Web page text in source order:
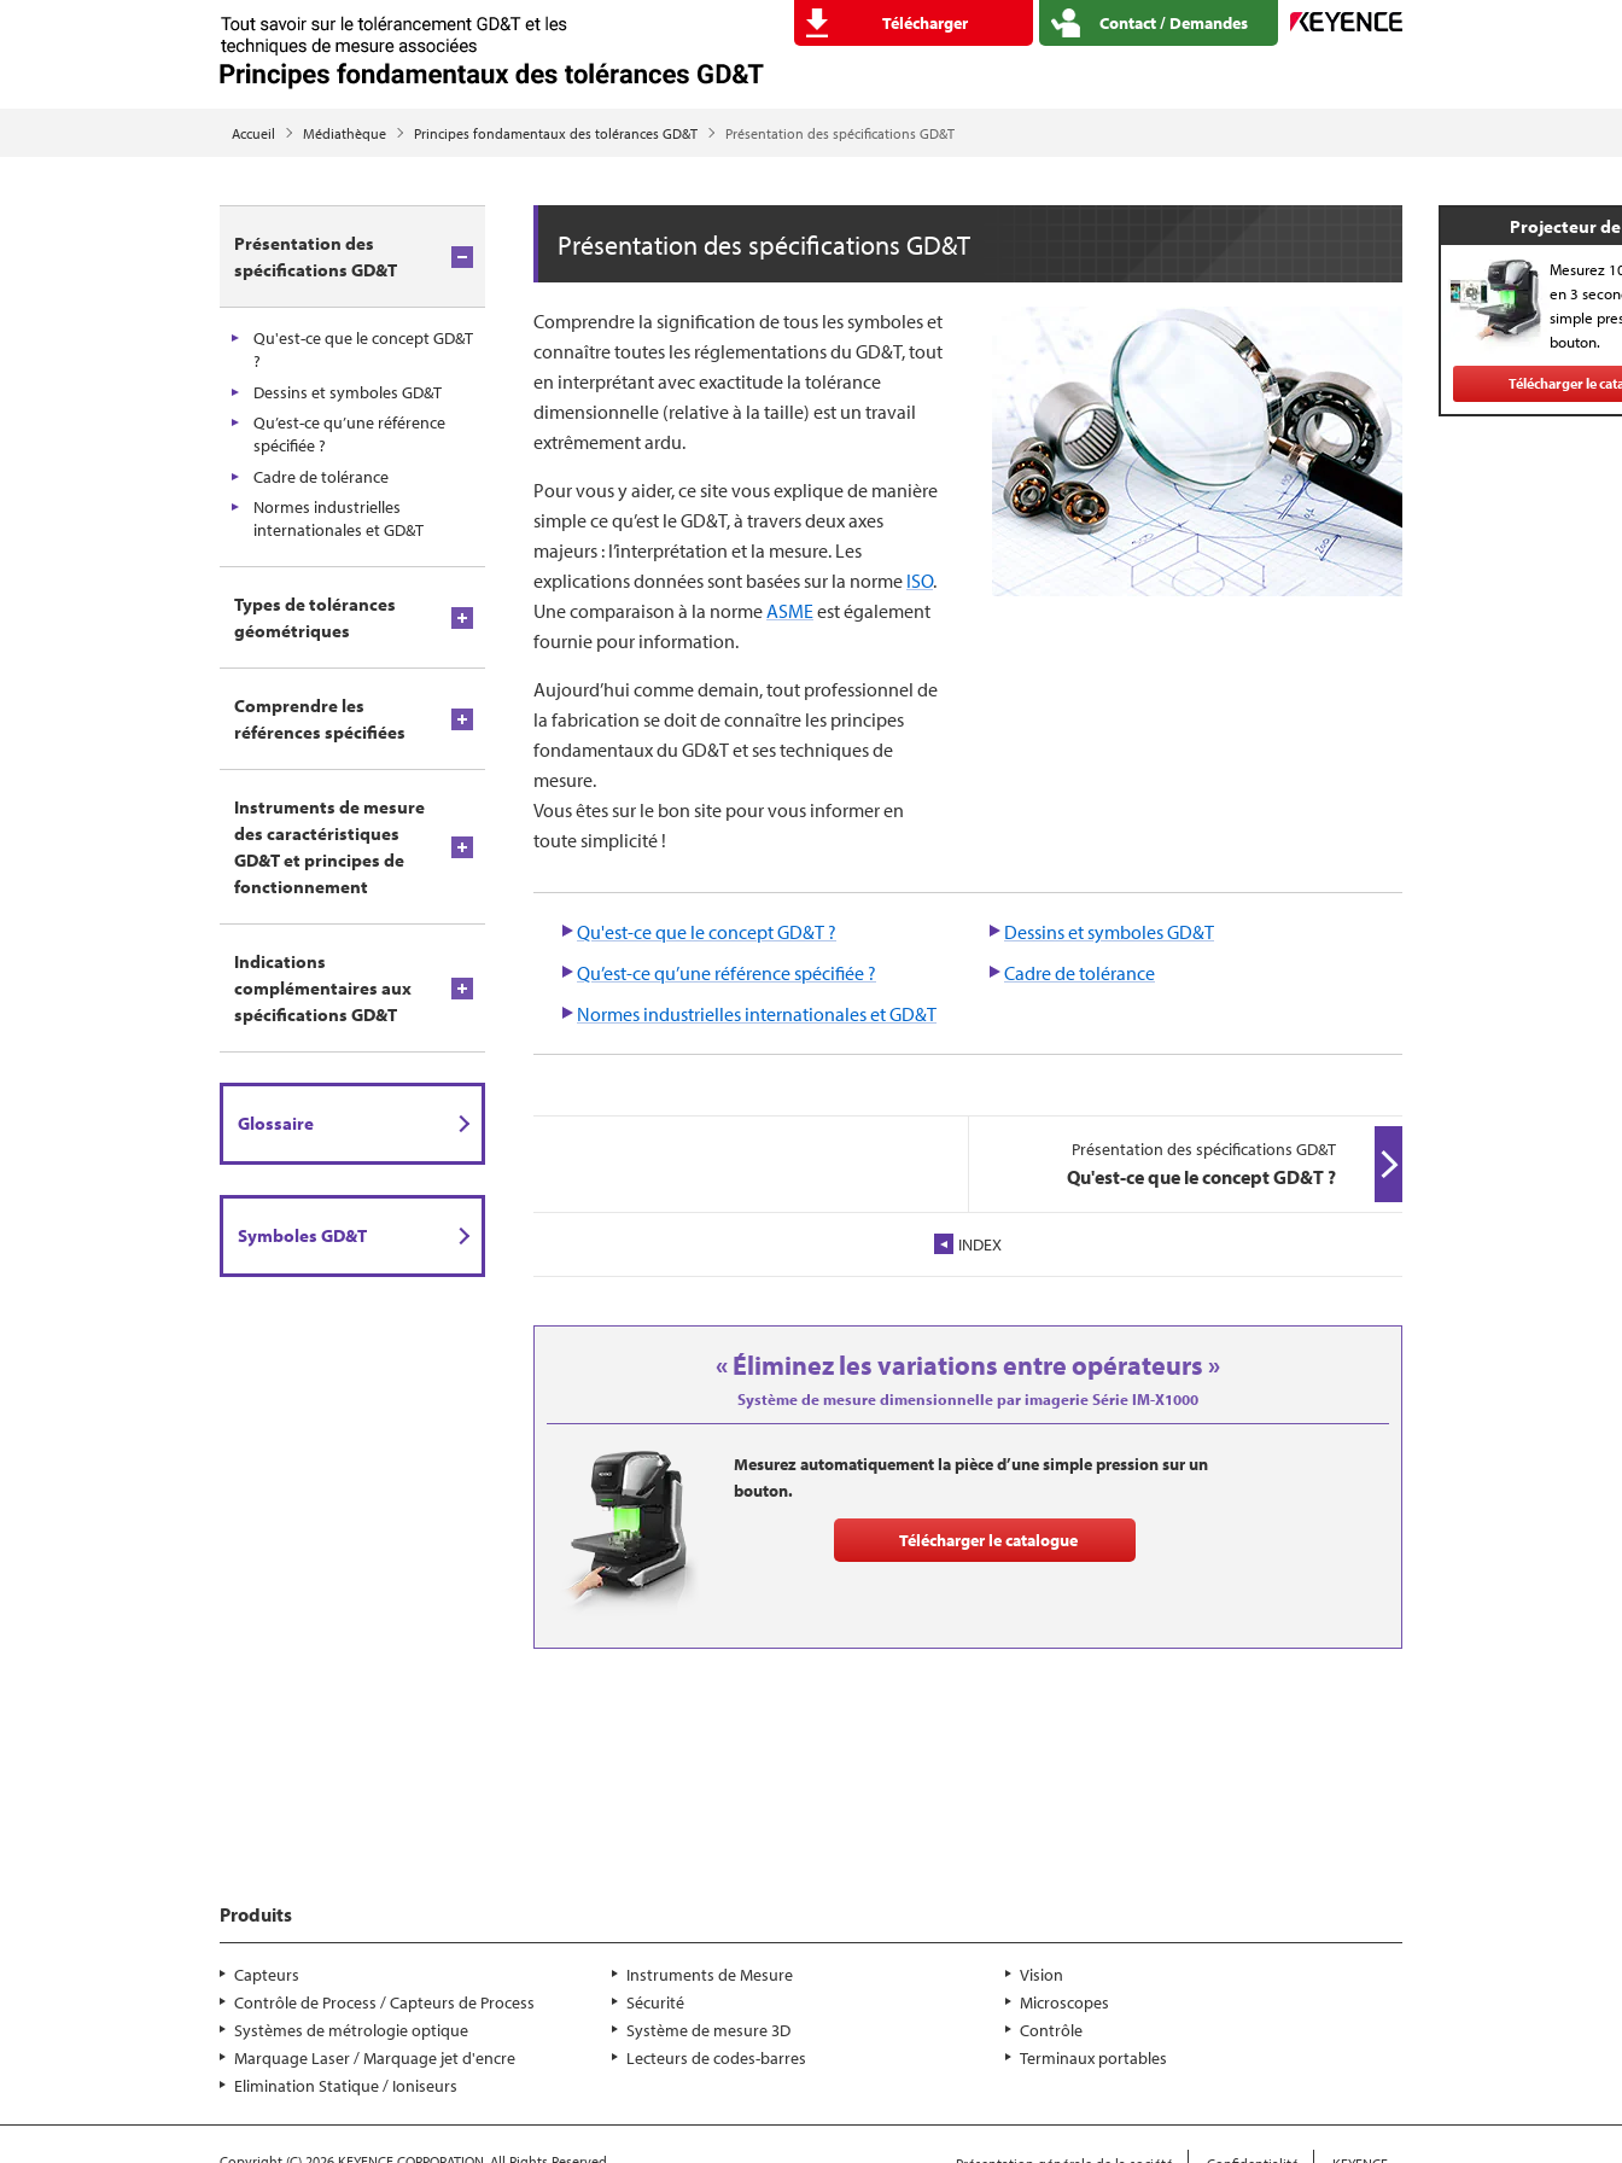
Télécharger Contact / Demandes
Accueil Médiathèque Principes fondamentaux des tolérances GD&T Présentation des spécifications GD&T
Présentation des spécifications GD&T
Comprendre la signification de tous les symboles et
connaître toutes les réglementations du GD&T, tout
en interprétant avec exactitude la tolérance
dimensionnelle (relative à la taille) est un travail
extrêmement ardu.
Pour vous y aider, ce site vous explique de manière
simple ce qu’est le GD&T, à travers deux axes
majeurs : l’interprétation et la mesure. Les
explications données sont basées sur la norme ISO.
Une comparaison à la normeASMEest également
fournie pour information.
Aujourd’hui comme demain, tout professionnel de
la fabrication se doit de connaître les principes
fondamentaux du GD&T et ses techniques de
mesure.
Vous êtes sur le bon site pour vous informer en
toute simplicité !
Qu'est-ce que le concept GD&T ?
Dessins et symboles GD&T
Qu’est-ce qu’une référence spécifiée ?
Cadre de tolérance
Normes industrielles internationales et GD&T
Présentation des spécifications GD&T
Qu'est-ce que le concept GD&T ?
INDEX
« Éliminez les variations entre opérateurs »
Système de mesure dimensionnelle par imagerie Série IM-X1000
Mesurez automatiquement la pièce d’une simple pression sur un
bouton.
Télécharger le catalogue
Présentation des
spécifications GD&T
Qu'est-ce que le concept GD&T
?
Dessins et symboles GD&T
Qu’est-ce qu’une référence
spécifiée ?
Cadre de tolérance
Normes industrielles
internationales et GD&T
Types de tolérances
géométriques
Comprendre les
références spécifiées
Instruments de mesure
des caractéristiques
GD&T et principes de
fonctionnement
Indications
complémentaires aux
spécifications GD&T
Glossaire
Symboles GD&T
Projecteur
Mesurez
en 3
simple
bouton.
Télécharger le
Produits
Capteurs Instruments de Mesure
Vision
Contrôle de Process / Capteurs de Process
Sécurité
Microscopes
Systèmes de métrologie optique
Système de mesure 3D
Contrôle
Marquage Laser / Marquage jet d'encre
Lecteurs de codes-barres
Terminaux portables
Elimination Statique / Ioniseurs